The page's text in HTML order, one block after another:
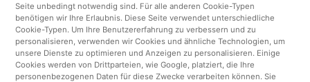
Vereinigtes Königreich
Türkei
Seite unbedingt notwendig sind. Für alle anderen Cookie-Typen
benötigen wir Ihre Erlaubnis. Diese Seite verwendet unterschiedliche
Cookie-Typen. Um Ihre Benutzererfahrung zu verbessern und zu
personalisieren, verwenden wir Cookies und ähnliche Technologien, um
unsere Dienste zu optimieren und Anzeigen zu personalisieren. Einige
Cookies werden von Drittparteien, wie Google, platziert, die Ihre
personenbezogenen Daten für diese Zwecke verarbeiten können. Sie